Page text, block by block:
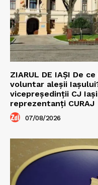
ZIARUL DE IAȘI De
voluntar aleșii
vicepreședinții CJ
reprezentanți CURAJ
07/08/2026